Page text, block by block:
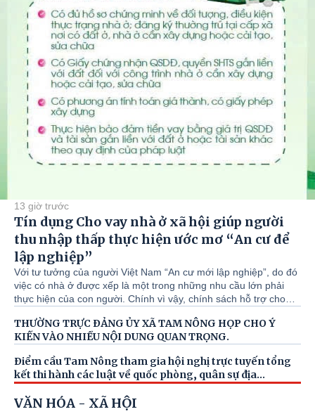
13 giờ trước
Tín dụng Cho vay nhà ở xã hội giúp người
thu nhập thấp thực hiện ước mơ “An cư để
lập nghiệp”
Với tư tưởng của người Việt Nam “An cư mới lập nghiệp”, do đó
việc có nhà ở được xếp là một trong những nhu cầu lớn phải
thực hiện của con người. Chính vì vậy, chính sách hỗ trợ cho
có ý nghĩa to lớn và phù hợp với thực tiễn. Từ khi triển khai
chương trình cho vay nhà ở xã hội đến nay, Phòng giao dịch
đối tượng vay vốn được tiếp cận với nguồn vốn ưu đãi và đã có
nhà để ở, từ đó yên tâm công tác, lao động, góp phần phát triển
đại hóa đất nước.
THƯỜNG TRỰC ĐẢNG ỦY XÃ TAM NÔNG HỌP CHO Ý
KIẾN VÀO NHIỀU NỘI DUNG QUAN TRỌNG.
Điểm cầu Tam Nông tham gia hội nghị trực tuyến tổng
kết thi hành các luật về quốc phòng, quân sự địa
phương.
VĂN HÓA - XÃ HỘI